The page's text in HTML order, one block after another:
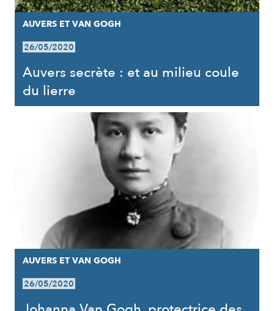
AUVERS ET VAN GOGH
26/05/2020
Auvers secrète : et au milieu coule
du lierre
AUVERS ET VAN GOGH
26/05/2020